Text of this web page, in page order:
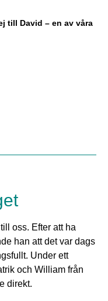
till David – en av våra
oss. Efter att ha
han att det var dags
Under ett
och William från
direkt.